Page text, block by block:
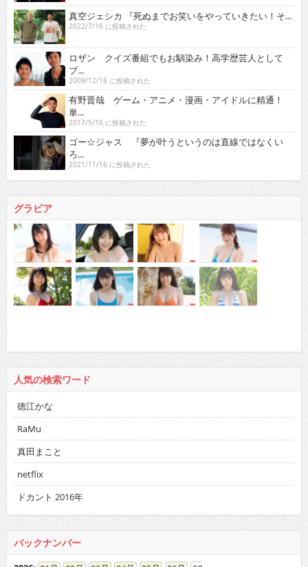
真空ジェシカ 『死ぬまでお笑いをやっていきたい！そ...
2022/7/16 に投稿された
ロザン クイズ番組でもお馴染み！高学歴芸人として
ブ...
2009/12/16 に投稿された
有野晋哉 ゲーム・アニメ・漫画・アイドルに精通！
単...
2017/5/16 に投稿された
ゴー☆ジャス 『夢が叶うというのは直線ではなくい
ろ...
2021/11/16 に投稿された
グラビア
人気の検索ワード
徳江かな
RaMu
真田まこと
netflix
ドカント 2016年
バックナンバー